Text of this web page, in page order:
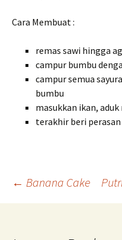
Cara Membuat :
remas sawi hingga
campur bumbu
campur semua
bumbu
masukkan ikan,
terakhir beri
Post
← Banana Cake